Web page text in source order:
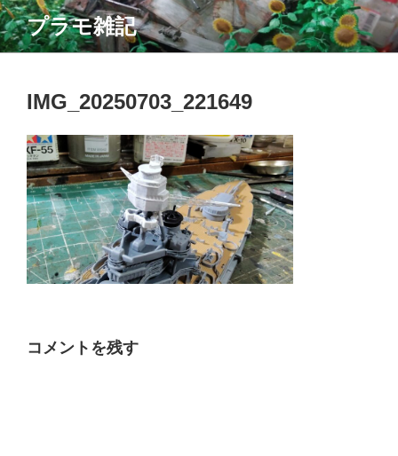
コ
ン
テ
プラモ雑記
IMG_20250703_221649
コメントを残す